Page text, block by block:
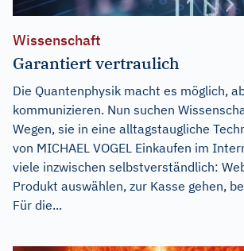
Wissenschaft
Garantiert vertraulich
Die Quantenphysik macht es möglich,
kommunizieren. Nun suchen
Wegen, sie in eine alltagstaugliche
von MICHAEL VOGEL Einkaufen im
viele inzwischen selbstverständlich:
Produkt auswählen, zur Kasse gehen,
Für die...